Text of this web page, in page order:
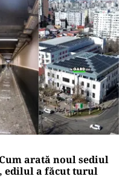
arată noul sediul
edilul a făcut turul